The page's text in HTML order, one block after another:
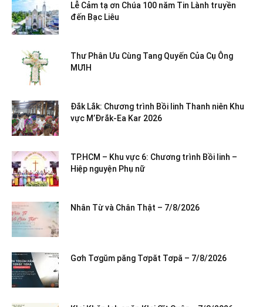
Lễ Cảm tạ ơn Chúa 100 năm Tin Lành truyền
đến Bạc Liêu
Thư Phân Ưu Cùng Tang Quyến Của Cụ Ông
MƯIH
Đắk Lắk: Chương trình Bồi linh Thanh niên Khu
vực M’Đrắk-Ea Kar 2026
TP.HCM – Khu vực 6: Chương trình Bồi linh –
Hiệp nguyện Phụ nữ
Nhân Từ và Chân Thật – 7/8/2026
Gơh Tơgŭm păng Tơpăt Tơpă – 7/8/2026